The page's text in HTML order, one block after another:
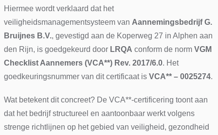
Hiermee wordt verklaard dat het
veiligheidsmanagementsysteem van Aannemingsbedrijf G.
Bruijnes B.V., gevestigd aan de Koperweg 27 in Alphen aan
den Rijn, is goedgekeurd door LRQA conform de norm VGM
Checklist Aannemers (VCA**) Rev. 2017/6.0. Het
goedkeuringsnummer van dit certificaat is VCA** – 0025274.
Wat betekent dit concreet? De VCA**-certificering toont aan
dat het bedrijf structureel en aantoonbaar werkt volgens
strenge richtlijnen op het gebied van veiligheid, gezondheid